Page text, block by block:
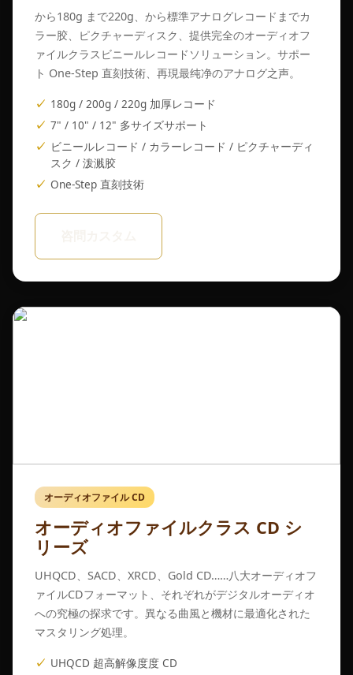
から180g まで220g、から標準アナログレコードまでカ
ラー胶、ピクチャーディスク、提供完全のオーディオフ
ァイルクラスビニールレコードソリューション。サポー
ト One-Step 直刻技術、再現最纯净のアナログ之声。
180g / 200g / 220g 加厚レコード
7" / 10" / 12" 多サイズサポート
ビニールレコード / カラーレコード / ピクチャーディ
スク / 泼溅胶
One-Step 直刻技術
オーディオファイル CD
オーディオファイルクラス CD シ
リーズ
UHQCD、SACD、XRCD、Gold CD……八大オーディオフ
ァイルCDフォーマット、それぞれがデジタルオーディオ
への究極の探求です。異なる曲風と機材に最適化された
マスタリング処理。
UHQCD 超高解像度度 CD